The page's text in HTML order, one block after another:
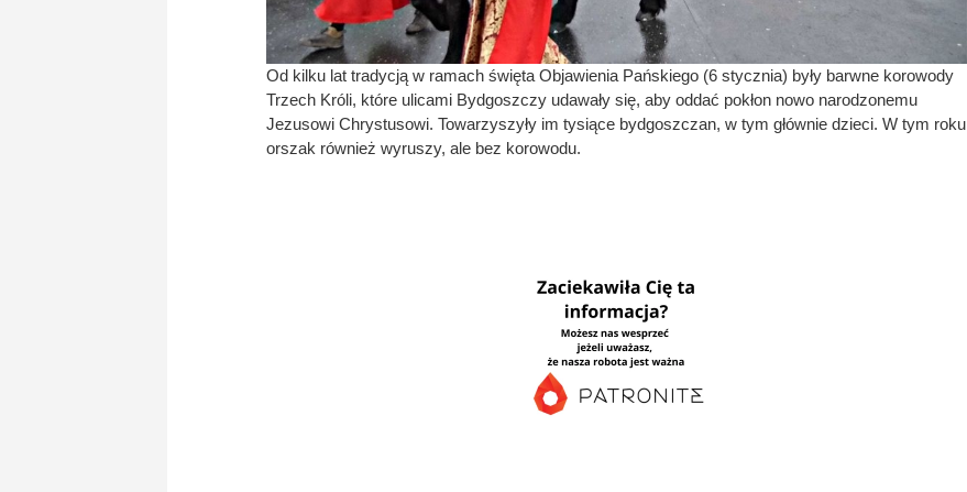
Od kilku lat tradycją w ramach święta Objawienia Pańskiego (6 stycznia) były barwne korowody
Trzech Króli, które ulicami Bydgoszczy udawały się, aby oddać pokłon nowo narodzonemu
Jezusowi Chrystusowi. Towarzyszyły im tysiące bydgoszczan, w tym głównie dzieci. W tym roku
orszak również wyruszy, ale bez korowodu.